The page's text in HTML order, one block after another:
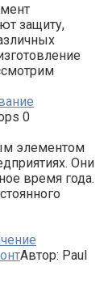
защиту,
0
элементом
Они
время года.
Автор: Paul